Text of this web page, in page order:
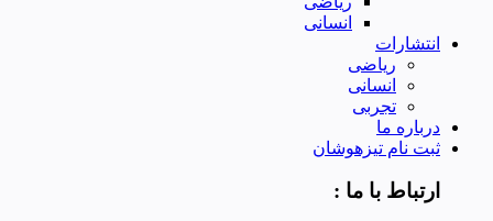
انسانی
انتشارات
ریاضی
انسانی
تجربی
درباره ما
ثبت نام تیزهوشان
ارتباط با ما :